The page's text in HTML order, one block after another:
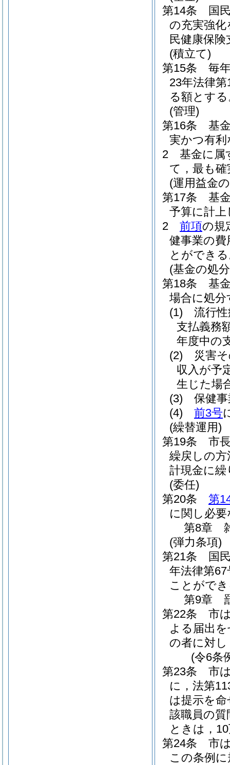
第14条
国
の充実強
民健康保険
(積立て)
第15条
毎
23年法律第
る額とす
(管理)
第16条
基
実かつ有
2
基金に属
て，最も
(運用益金
第17条
基
予算に計
2
前項の規
健事業の
とができ
(基金の処
第18条
基
場合に処
(1)
流行
支払義務
年度中の
(2)
災害
収入が予
生じた場
(3)
保健
(4)
前3号
(繰替運用)
第19条
市
繰戻しの
計現金に
(委任)
第20条
第
に関し必
第8章
(弾力条項)
第21条
国
年法律第67
ことがで
第9章
第22条
市
よる届出
の者に対
(令6条
第23条
市
に，法第
は提示を
該職員の
ときは，
第24条
市
この条例